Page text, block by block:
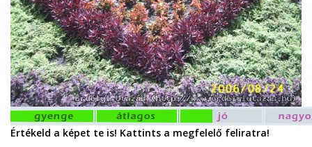
Értékeld a képet te is! Kattints a megfelelő feliratra!